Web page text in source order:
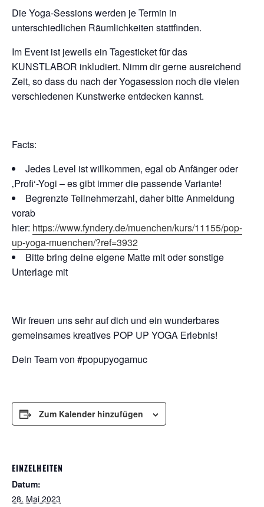
Die Yoga-Sessions werden je Termin in
unterschiedlichen Räumlichkeiten stattfinden.
Im Event ist jeweils ein Tagesticket für das
KUNSTLABOR inkludiert. Nimm dir gerne ausreichend
Zeit, so dass du nach der Yogasession noch die vielen
verschiedenen Kunstwerke entdecken kannst.
Facts:
Jedes Level ist willkommen, egal ob Anfänger oder
‚Profi‘-Yogi – es gibt immer die passende Variante!
Begrenzte Teilnehmerzahl, daher bitte Anmeldung
vorab
hier: https://www.fyndery.de/muenchen/kurs/11155/pop-
up-yoga-muenchen/?ref=3932
Bitte bring deine eigene Matte mit oder sonstige
Unterlage mit
Wir freuen uns sehr auf dich und ein wunderbares
gemeinsames kreatives POP UP YOGA Erlebnis!
Dein Team von #popupyogamuc
Zum Kalender hinzufügen
EINZELHEITEN
Datum:
28. Mai 2023